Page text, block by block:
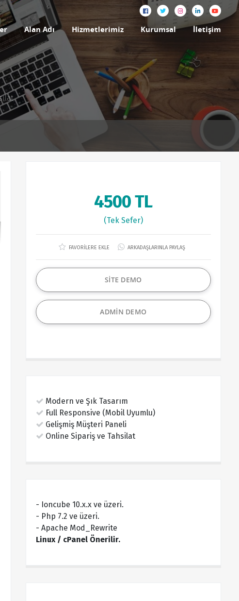
Alan Adı Hizmetlerimiz Kurumsal İletişim
4500 TL
(Tek Sefer)
FAVORİLERE EKLE ARKADAŞLARINLA PAYLAŞ
SİTE DEMO
ADMİN DEMO
Modern ve Şık Tasarım
Full Responsive (Mobil Uyumlu)
Gelişmiş Müşteri Paneli
Online Sipariş ve Tahsilat
- Ioncube 10.x.x ve üzeri.
- Php 7.2 ve üzeri.
- Apache Mod_Rewrite
Linux / cPanel Önerilir.